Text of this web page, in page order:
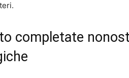
completate